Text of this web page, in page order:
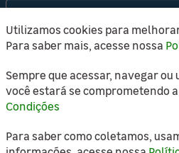
Atendimento
Copyright © 2021 Leroy
Utilizamos cookies para
Para saber mais, acesse nossa
Sempre que acessar, navegar
você estará se comprometendo
Condições
Para saber como coletamos,